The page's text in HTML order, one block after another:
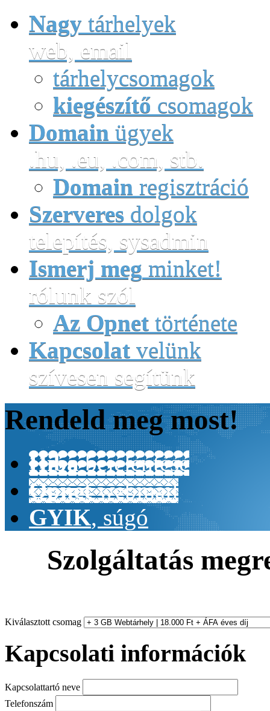
Nagy tárhelyek
web, email
tárhelycsomagok
kiegészítő csomagok
Domain ügyek
.hu, .eu, .com, stb.
Domain regisztráció
Szerveres dolgok
telepítés, sysadmin
Ismerj meg minket!
rólunk szól
Az Opnet története
Kapcsolat velünk
szívesen segítünk
Rendeldmeg most!
Hibabejelentése
Opnetwebmail
GYIK, súgó
Szolgáltatás
Kiválasztott csomag
Kapcsolati információk
Kapcsolattartó neve
Telefonszám